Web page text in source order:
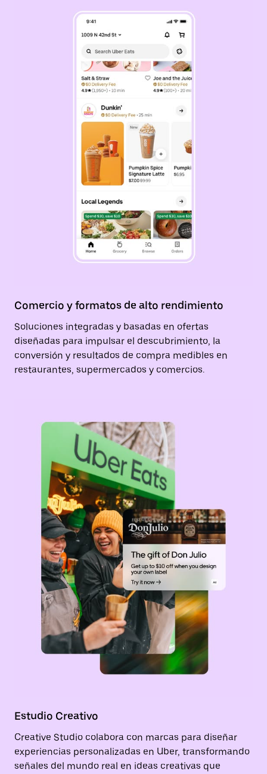
Comercio y formatos de alto rendimiento
Soluciones integradas y basadas en ofertas
diseñadas para impulsar el descubrimiento, la
conversión y resultados de compra medibles en
restaurantes, supermercados y comercios.
Estudio Creativo
Creative Studio colabora con marcas para diseñar
experiencias personalizadas en Uber, transformando
señales del mundo real en ideas creativas que